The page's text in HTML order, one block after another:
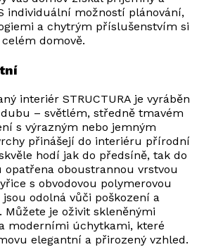
individuální možností plánování,
a chytrým příslušenstvím si
domově.
interiér STRUCTURA je vyráběn
– světlém, středně tmavém
s výrazným nebo jemným
přinášejí do interiéru přírodní
hodí jak do předsíně, tak do
opatřena oboustrannou vrstvou
s obvodovou polymerovou
odolná vůči poškození a
Můžete je oživit skleněnými
moderními úchytkami, které
elegantní a přirozený vzhled.